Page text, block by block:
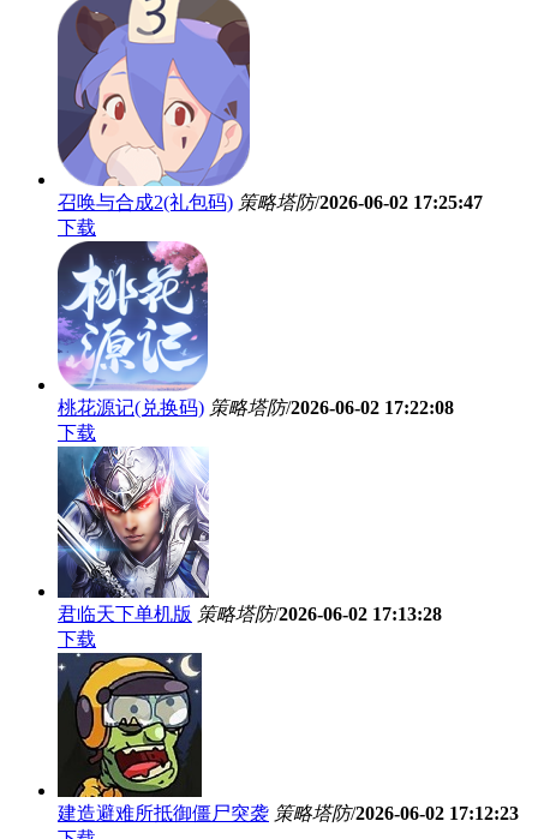
召唤与合成2(礼包码) 策略塔防/2026-06-02 17:25:47
下载
桃花源记(兑换码) 策略塔防/2026-06-02 17:22:08
下载
君临天下单机版 策略塔防/2026-06-02 17:13:28
下载
建造避难所抵御僵尸突袭 策略塔防/2026-06-02 17:12:23